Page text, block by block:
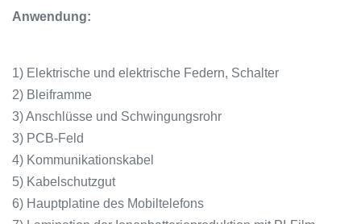
Anwendung:
1) Elektrische und elektrische Federn, Schalter
2) Bleiframme
3) Anschlüsse und Schwingungsrohr
3) PCB-Feld
4) Kommunikationskabel
5) Kabelschutzgut
6) Hauptplatine des Mobiltelefons